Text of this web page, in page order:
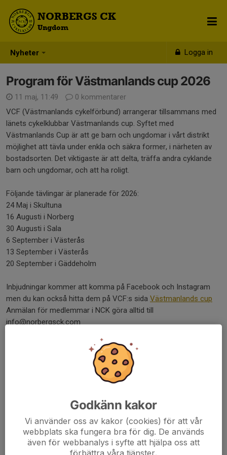
Nyheter Logga in
NORBERGS CK
Ungdom
Program för Västmanlands cup 2026
11 maj, 11:49
0 kommentarer
VCF (Västmanlands cykelförbund) arrangerar tillsammans med
länets cykelklubbar Västmanlands cup. Syftet med
Västmanlands Cup är att ge barn och ungdomar i vårt distrikt
möjlighet att tävla under enkla och säkra former, i närheten av
bostadsorten. Det viktigaste är att delta, träffa andra cyklande
barn och ungdomar, och att ha roligt.
Följande tävlingar är planerade för 2026:
24 Maj i Skultuna
16 Augusti i Norberg
30 Augusti i Sala
6 September i Västerås
13 September i Västerås
20 September i Gäddeholm
Inbjudningar kommer att komma på Facebook och Instagram
men du kan också hitta dem på VCF:s sida Västmanlands cup
Anmälan för medlemmar i NCK göra alltid till
info@norbergsck.com
Godkänn kakor
Vi använder oss av kakor (cookies) för att vår
webbplats ska fungera bra för dig. De används
även för webbanalys i syfte att hjälpa oss att
förbättra våra tjänster.